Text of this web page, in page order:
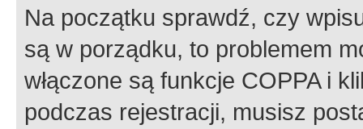
Na początku sprawdź, czy
są w porządku, to problemem
włączone są funkcje COPPA i
podczas rejestracji, musisz